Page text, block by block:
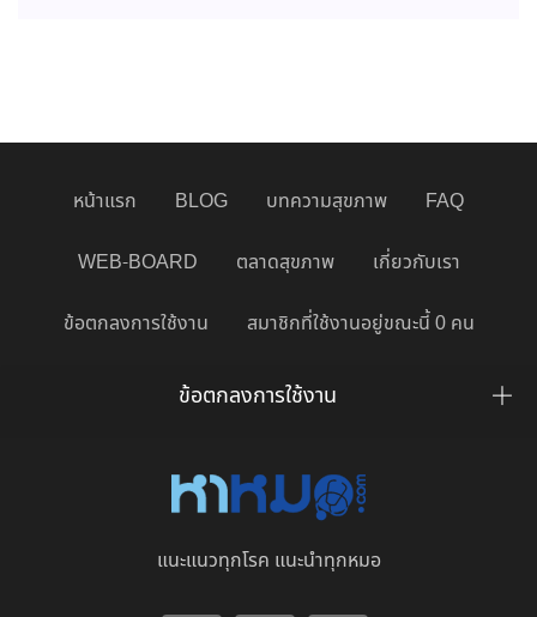
หน้าแรก BLOG บทความสุขภาพ FAQ
WEB-BOARD ตลาดสุขภาพ เกี่ยวกับเรา
ข้อตกลงการใช้งาน สมาชิกที่ใช้งานอยู่ขณะนี้ 0 คน
ข้อตกลงการใช้งาน
แนะแนวทุกโรค แนะนำทุกหมอ